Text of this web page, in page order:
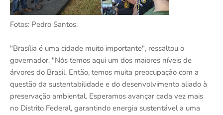
Fotos: Pedro Santos.
"Brasília é uma cidade muito importante", ressaltou o
governador. "Nós temos aqui um dos maiores níveis de
árvores do Brasil. Então, temos muita preocupação com a
questão da sustentabilidade e do desenvolvimento aliado à
preservação ambiental. Esperamos avançar cada vez mais
no Distrito Federal, garantindo energia sustentável a uma